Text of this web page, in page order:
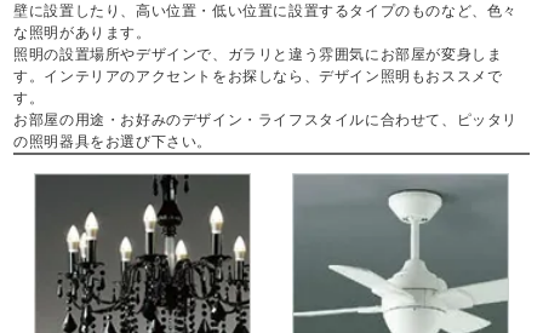
壁に設置したり、高い位置・低い位置に設置するタイプのものなど、色々
な照明があります。
照明の設置場所やデザインで、ガラリと違う雰囲気にお部屋が変身しま
す。インテリアのアクセントをお探しなら、デザイン照明もおススメで
す。
お部屋の用途・お好みのデザイン・ライフスタイルに合わせて、ピッタリ
の照明器具をお選び下さい。